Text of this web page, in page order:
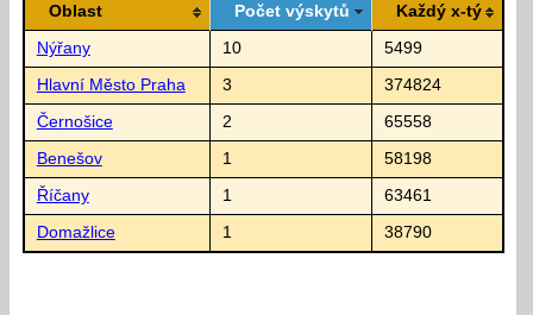
Oblast Počet výskytů Každý x-tý
Nýřany 10 5499
Hlavní Město Praha 3 374824
Černošice 2 65558
Benešov 1 58198
Říčany 1 63461
Domažlice 1 38790